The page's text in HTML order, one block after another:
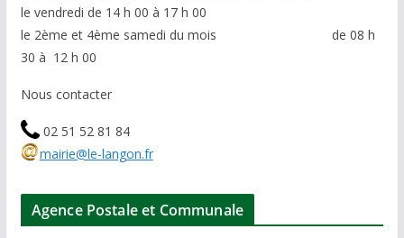
le vendredi de 14 h 00 à 17 h 00
le 2ème et 4ème samedi du mois de 08 h
30 à 12 h 00
Nous contacter
02 51 52 81 84
mairie@le-langon.fr
Agence Postale et Communale